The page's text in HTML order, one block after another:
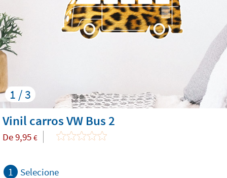
1 / 3
Vinil carros VW Bus 2
De9,95 €
1 Selecione